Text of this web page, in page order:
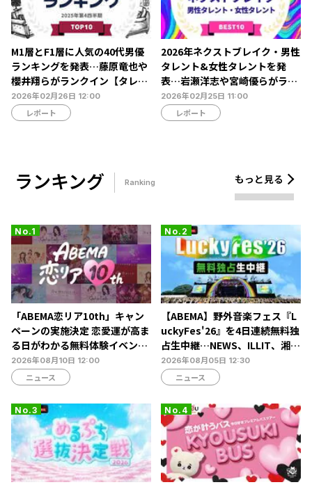
M1層とF1層に人気の40代男優
ランキングを発表…藤原竜也や
櫻井翔らがランクイン【タレン
トパワーランキング】
2026年02月26日 12:00
レポート
2026年ネクストブレイク・男性
タレント&女性タレントを発
表…岩瀬洋志や宮崎優らがラン
クイン【タレントパワーランキ
ング】
2026年02月25日 11:00
レポート
ランキング Ranking もっと見る
「ABEMA恋リア10th」キャン
ペーンの実施決定 恋愛運が高ま
る日がわかる無料体験イベント
や人気シリーズの無料放送も
2026年08月10日 12:00
ニュース
【ABEMA】野外音楽フェス『L
uckyFes'26』を4日連続無料独
占生中継…NEWS、ILLIT、湘南
乃風ら60組以上が集結
2026年08月05日 12:30
ニュース